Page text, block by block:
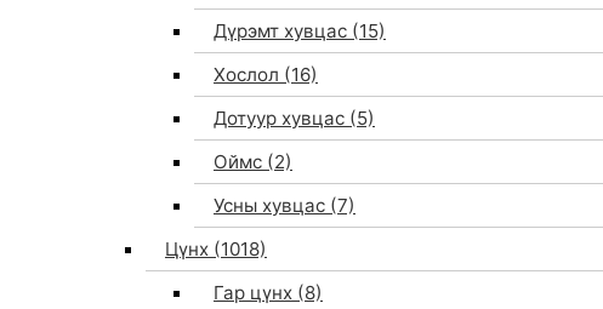
Дүрэмт хувцас (15)
Хослол (16)
Дотуур хувцас (5)
Оймс (2)
Усны хувцас (7)
Цүнх (1018)
Гар цүнх (8)